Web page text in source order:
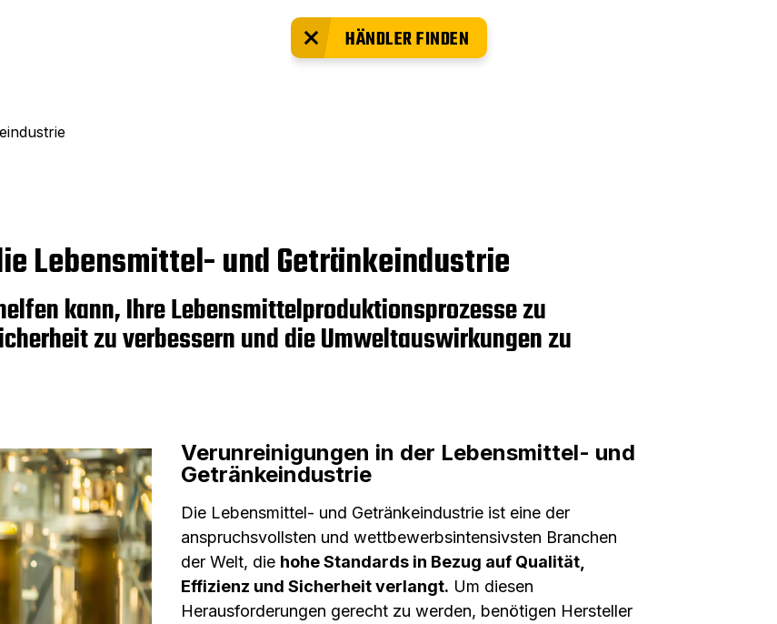
HÄNDLER FINDEN
Lebensmittel- und Getränkeindustrie
kann, Ihre Lebensmittelproduktionsprozesse zu
zu verbessern und die Umweltauswirkungen zu
Verunreinigungen in der Lebensmittel- und
Getränkeindustrie
Die Lebensmittel- und Getränkeindustrie ist eine der
anspruchsvollsten und wettbewerbsintensivsten Branchen
der Welt, die hohe Standards in Bezug auf Qualität,
Effizienz und Sicherheit verlangt. Um diesen
Herausforderungen gerecht zu werden, benötigen Hersteller